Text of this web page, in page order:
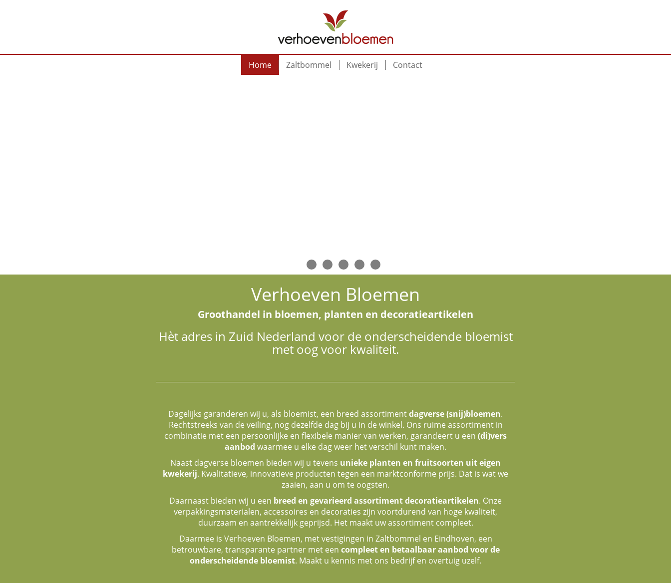
Home Zaltbommel Kwekerij Contact
Verhoeven Bloemen
Groothandel in bloemen, planten en decoratieartikelen
Hèt adres in Zuid Nederland voor de onderscheidende bloemist
met oog voor kwaliteit.
Dagelijks garanderen wij u, als bloemist, een breed assortimentdagverse (snij)bloemen.
Rechtstreeks van de veiling, nog dezelfde dag bij u in de winkel. Ons ruime assortiment in
combinatie met een persoonlijke en flexibele manier van werken, garandeert u een (di)vers
aanbod waarmee u elke dag weer het verschil kunt maken.
Naast dagverse bloemen bieden wij u tevens unieke planten en fruitsoorten uit eigen
kwekerij. Kwalitatieve, innovatieve producten tegen een marktconforme prijs. Dat is wat we
zaaien, aan u om te oogsten.
Daarnaast bieden wij u een breed en gevarieerd assortiment decoratieartikelen. Onze
verpakkingsmaterialen, accessoires en decoraties zijn voortdurend van hoge kwaliteit,
duurzaam en aantrekkelijk geprijsd. Het maakt uw assortiment compleet.
Daarmee is Verhoeven Bloemen, met vestigingen in Zaltbommel en Eindhoven, een
betrouwbare, transparante partner met een compleet en betaalbaar aanbod voor de
onderscheidende bloemist. Maakt u kennis met ons bedrijf en overtuig uzelf.